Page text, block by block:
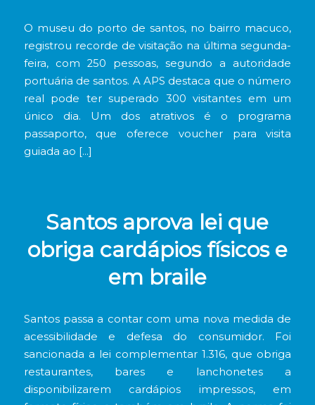
O museu do porto de santos, no bairro macuco,
registrou recorde de visitação na última segunda-
feira, com 250 pessoas, segundo a autoridade
portuária de santos. A APS destaca que o número
real pode ter superado 300 visitantes em um
único dia. Um dos atrativos é o programa
passaporto, que oferece voucher para visita
guiada ao […]
Santos aprova lei que
obriga cardápios físicos e
em braile
Santos passa a contar com uma nova medida de
acessibilidade e defesa do consumidor. Foi
sancionada a lei complementar 1.316, que obriga
restaurantes, bares e lanchonetes a
disponibilizarem cardápios impressos, em